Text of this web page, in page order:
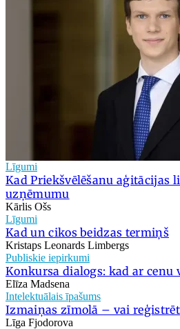
Līgumi
Kad Priekšvēlēšanu aģitācijas
uzņēmumu
Kārlis Ošs
Līgumi
Kad un cikos beidzas termiņš
Kristaps Leonards Limbergs
Publiskie iepirkumi
Konkursa dialogs: kad ar cenu
Elīza Madsena
Intelektuālais īpašums
Izmaiņas zīmolā – vai
Līga Fjodorova